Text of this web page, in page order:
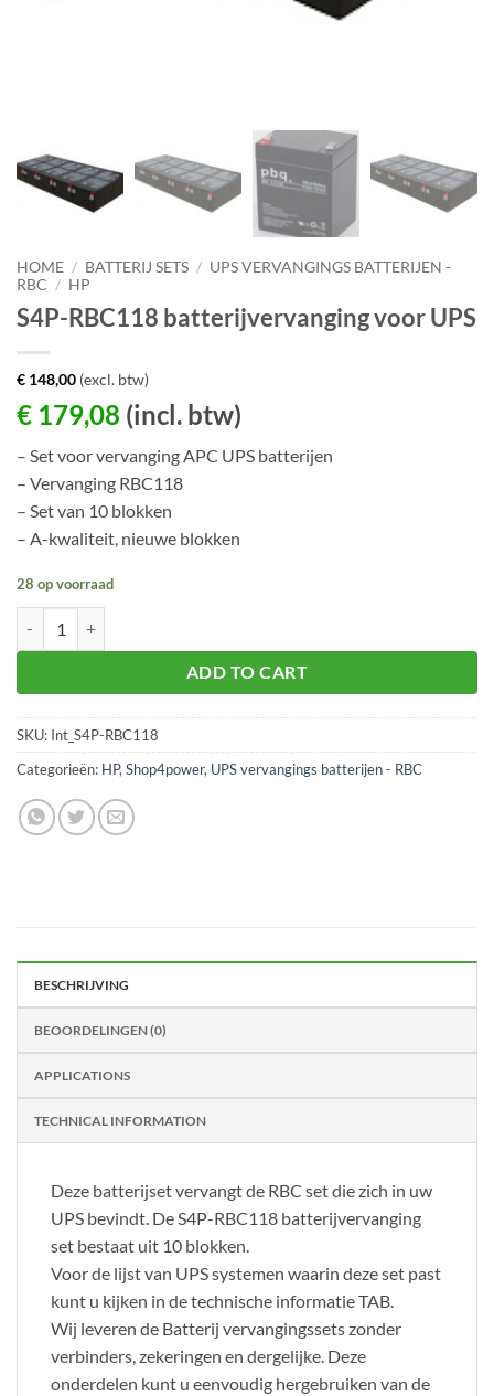
HOME / BATTERIJ SETS / UPS VERVANGINGS BATTERIJEN -
RBC / HP
S4P-RBC118 batterijvervanging voor UPS
€ 148,00 (excl. btw)
€ 179,08 (incl. btw)
– Set voor vervanging APC UPS batterijen
– Vervanging RBC118
– Set van 10 blokken
– A-kwaliteit, nieuwe blokken
28 op voorraad
ADD TO CART
SKU: Int_S4P-RBC118
Categorieën: HP, Shop4power, UPS vervangings batterijen - RBC
BESCHRIJVING
BEOORDELINGEN (0)
APPLICATIONS
TECHNICAL INFORMATION
Deze batterijset vervangt de RBC set die zich in uw
UPS bevindt. De S4P-RBC118 batterijvervanging
set bestaat uit 10 blokken.
Voor de lijst van UPS systemen waarin deze set past
kunt u kijken in de technische informatie TAB.
Wij leveren de Batterij vervangingssets zonder
verbinders, zekeringen en dergelijke. Deze
onderdelen kunt u eenvoudig hergebruiken van de